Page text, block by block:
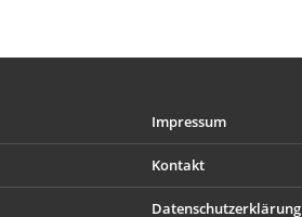
Impressum
Kontakt
Datenschutzerklärung